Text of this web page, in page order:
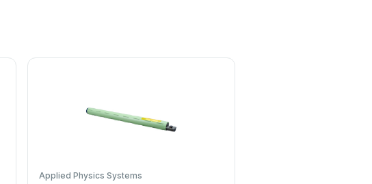
Applied Physics Systems